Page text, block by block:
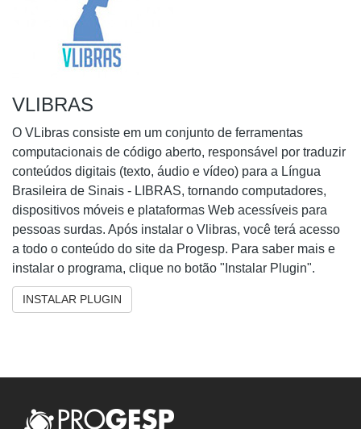
VLIBRAS
O VLibras consiste em um conjunto de ferramentas
computacionais de código aberto, responsável por traduzir
conteúdos digitais (texto, áudio e vídeo) para a Língua
Brasileira de Sinais - LIBRAS, tornando computadores,
dispositivos móveis e plataformas Web acessíveis para
pessoas surdas. Após instalar o Vlibras, você terá acesso
a todo o conteúdo do site da Progesp. Para saber mais e
instalar o programa, clique no botão "Instalar Plugin".
INSTALAR PLUGIN